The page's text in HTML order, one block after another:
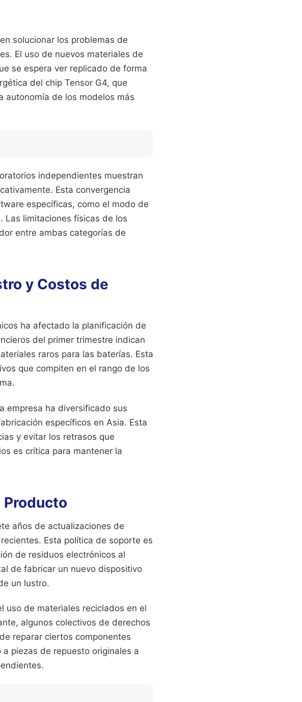
solucionar los problemas de
El uso de nuevos materiales de
se espera ver replicado de forma
del chip Tensor G4, que
autonomía de los modelos más
independientes muestran
Esta convergencia
específicas, como el modo de
Las limitaciones físicas de los
entre ambas categorías de
y Costos de
ha afectado la planificación de
del primer trimestre indican
raros para las baterías. Esta
que compiten en el rango de los
empresa ha diversificado sus
específicos en Asia. Esta
y evitar los retrasos que
es crítica para mantener la
años de actualizaciones de
Esta política de soporte es
de residuos electrónicos al
de fabricar un nuevo dispositivo
un lustro.
uso de materiales reciclados en el
algunos colectivos de derechos
reparar ciertos componentes
piezas de repuesto originales a